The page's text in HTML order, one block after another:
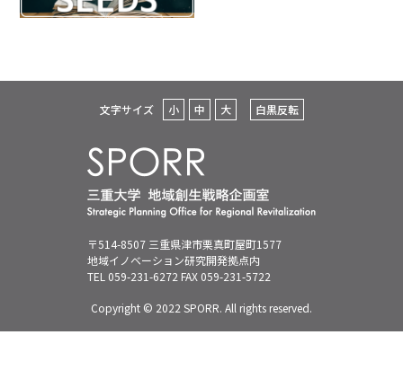
文字サイズ 小 中 大 白黒反転
〒514-8507 三重県津市栗真町屋町1577
地域イノベーション研究開発拠点内
TEL 059-231-6272 FAX 059-231-5722
Copyright © 2022 SPORR. All rights reserved.